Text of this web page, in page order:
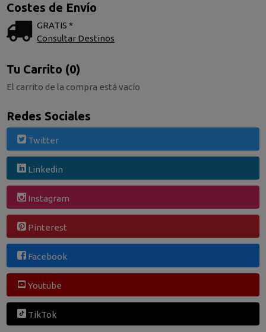
Costes de Envío
GRATIS *
Consultar Destinos
Tu Carrito (0)
El carrito de la compra está vacío
Redes Sociales
Twitter
Linkedin
Instagram
Pinterest
Facebook
Youtube
TikTok